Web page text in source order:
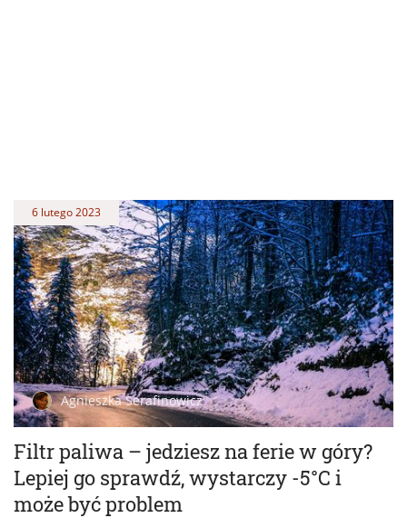
Filtr paliwa – jedziesz na ferie w góry?
Lepiej go sprawdź, wystarczy -5°C i
może być problem
6 lutego 2023
Agnieszka Serafinowicz